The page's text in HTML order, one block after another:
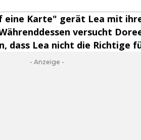
eine Karte" gerät Lea mit
versucht
dass Lea nicht die Richtige
- Anzeige -